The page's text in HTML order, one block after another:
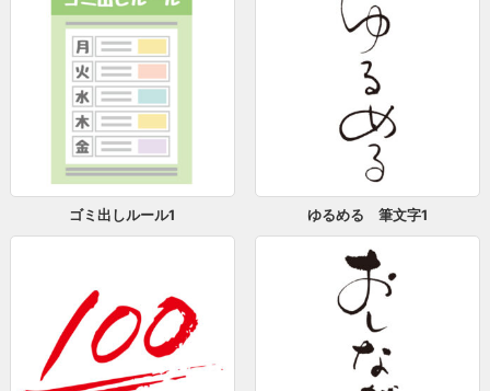
ゴミ出しルール1 ゆるめる 筆文字1